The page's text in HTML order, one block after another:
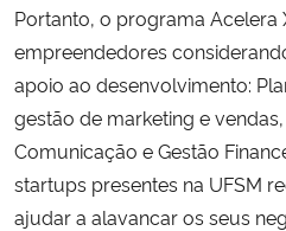
Portanto, o programa Acelera
empreendedores
apoio ao desenvolvimento:
gestão de marketing e
Comunicação e Gestão
startups presentes na UFSM
ajudar a alavancar os seus